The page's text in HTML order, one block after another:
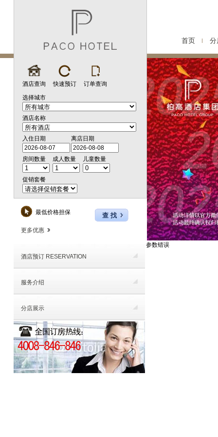
首页 分
酒店查询 快速预订
订单查询
选择城市
酒店名称
入住日期 离店日期
房间数量 成人数量 儿童数量
促销套餐
最低价格担保
更多优惠
酒店预订 RESERVATION
服务介绍
分店展示
参数错误